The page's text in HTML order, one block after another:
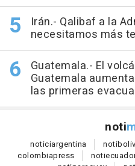
Irán.- Qalibaf a la
necesitamos más
Guatemala.- El
Guatemala
las primeras
noti
noticiargentina noti
colombiapress noti